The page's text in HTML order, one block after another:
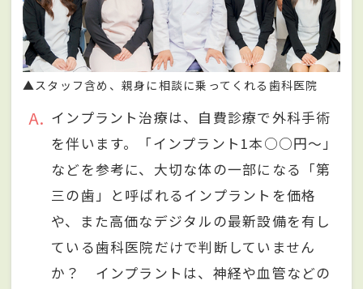
▲スタッフ含め、親身に相談に乗ってくれる歯科医院
A
インプラント治療は、自費診療で外科手術
を伴います。「インプラント1本○○円～」
などを参考に、大切な体の一部になる「第
三の歯」と呼ばれるインプラントを価格
や、また高価なデジタルの最新設備を有し
ている歯科医院だけで判断していません
か？ インプラントは、神経や血管などの